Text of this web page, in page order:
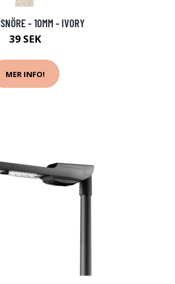
- 10MM - IVORY
39 SEK
MER INFO!